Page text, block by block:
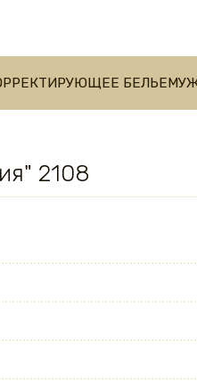
БЕЛЬЕ
2108